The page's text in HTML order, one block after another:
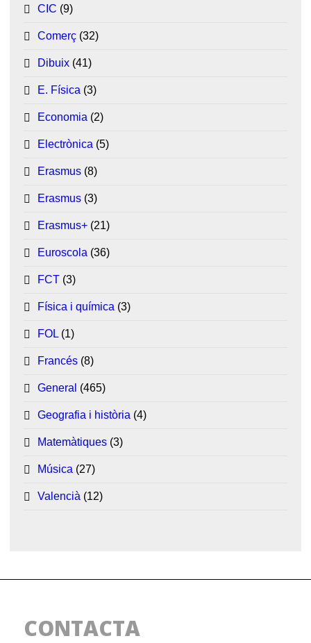
CIC (9)
Comerç (32)
Dibuix (41)
E. Física (3)
Economia (2)
Electrònica (5)
Erasmus (8)
Erasmus (3)
Erasmus+ (21)
Euroscola (36)
FCT (3)
Física i química (3)
FOL (1)
Francés (8)
General (465)
Geografia i història (4)
Matemàtiques (3)
Música (27)
Valencià (12)
CONTACTA